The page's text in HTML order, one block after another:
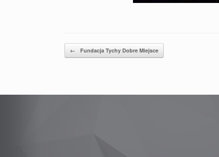
Post navigation
← Fundacja Tychy Dobre Miejsce